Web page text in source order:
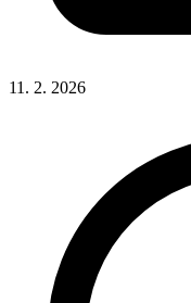
11. 2. 2026